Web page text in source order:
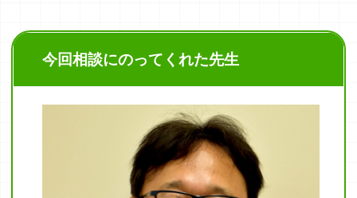
今回相談にのってくれた先生